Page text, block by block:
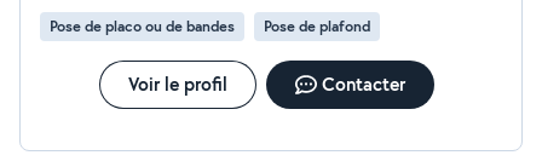
Pose de placo ou de bandes Pose de plafond
Voir le profil Contacter